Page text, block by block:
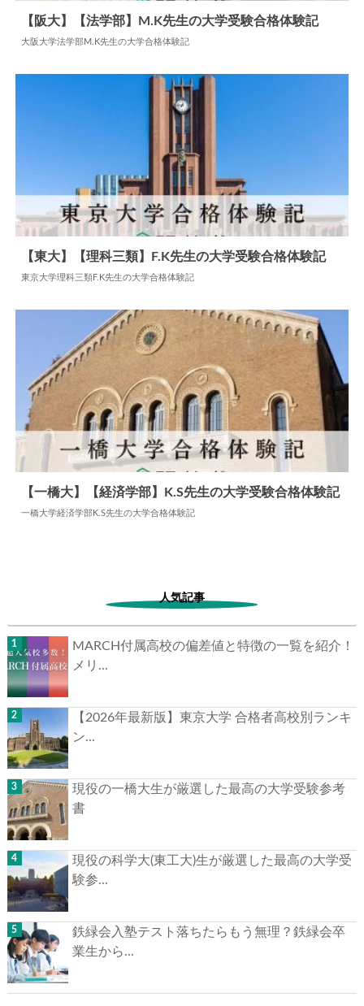
【阪大】【法学部】M.K先生の大学受験合格体験記
大阪大学法学部M.K先生の大学合格体験記
【東大】【理科三類】F.K先生の大学受験合格体験記
東京大学理科三類F.K先生の大学合格体験記
【一橋大】【経済学部】K.S先生の大学受験合格体験記
一橋大学経済学部K.S先生の大学合格体験記
人気記事
MARCH付属高校の偏差値と特徴の一覧を紹介！
メリ...
【2026年最新版】東京大学 合格者高校別ランキ
ン...
現役の一橋大生が厳選した最高の大学受験参考
書
現役の科学大(東工大)生が厳選した最高の大学受
験参...
鉄緑会入塾テスト落ちたらもう無理？鉄緑会卒
業生から...